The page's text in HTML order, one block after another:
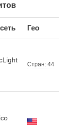
Гео
Стран: 44